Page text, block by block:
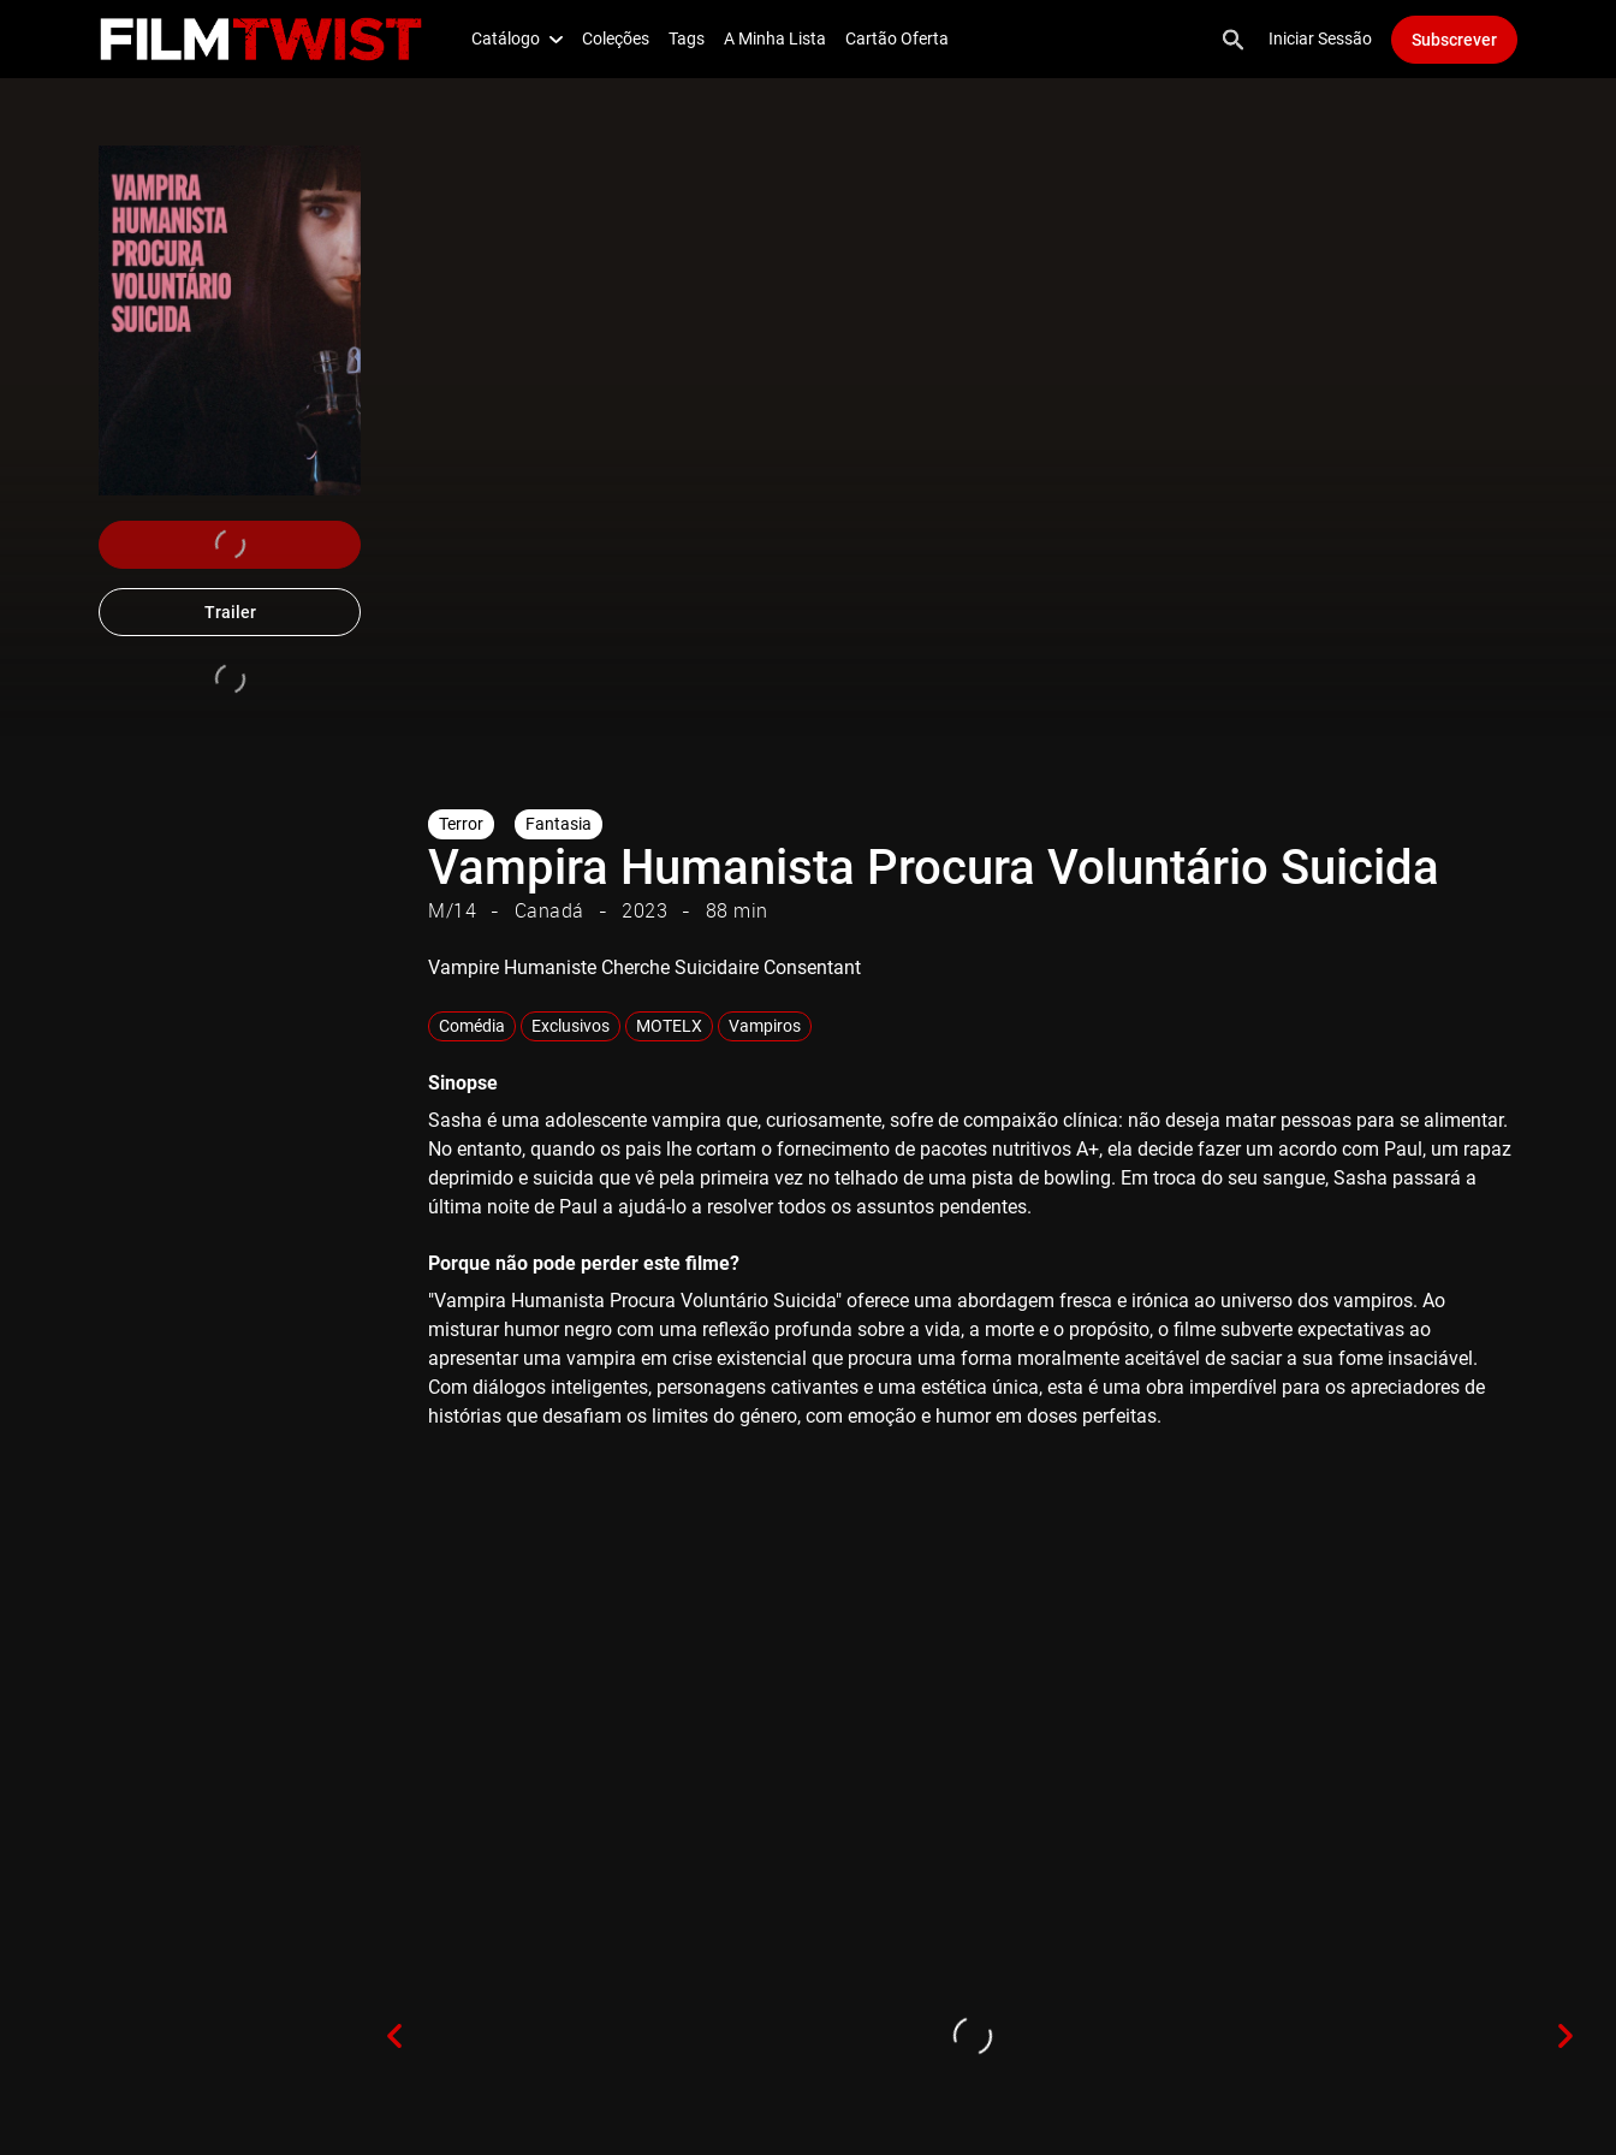
Catálogo Coleções Tags A Minha Lista Cartão Oferta Iniciar Sessão Subscrever
Trailer
Terror Fantasia
Vampira Humanista Procura Voluntário Suicida
M/14 Canadá 2023 88 min
Vampire Humaniste Cherche Suicidaire Consentant
Comédia Exclusivos MOTELX Vampiros
Sinopse
Sasha é uma adolescente vampira que, curiosamente, sofre de compaixão clínica: não deseja matar pessoas para se alimentar.
No entanto, quando os pais lhe cortam o fornecimento de pacotes nutritivos A+, ela decide fazer um acordo com Paul, um rapaz
deprimido e suicida que vê pela primeira vez no telhado de uma pista de bowling. Em troca do seu sangue, Sasha passará a
última noite de Paul a ajudá-lo a resolver todos os assuntos pendentes.
Porque não pode perder este filme?
"Vampira Humanista Procura Voluntário Suicida" oferece uma abordagem fresca e irónica ao universo dos vampiros. Ao
misturar humor negro com uma reflexão profunda sobre a vida, a morte e o propósito, o filme subverte expectativas ao
apresentar uma vampira em crise existencial que procura uma forma moralmente aceitável de saciar a sua fome insaciável.
Com diálogos inteligentes, personagens cativantes e uma estética única, esta é uma obra imperdível para os apreciadores de
histórias que desafiam os limites do género, com emoção e humor em doses perfeitas.